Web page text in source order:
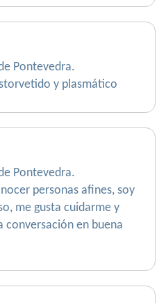
Pontevedra.
y plasmático
Pontevedra.
personas afines, soy
me gusta cuidarme y
conversación en buena